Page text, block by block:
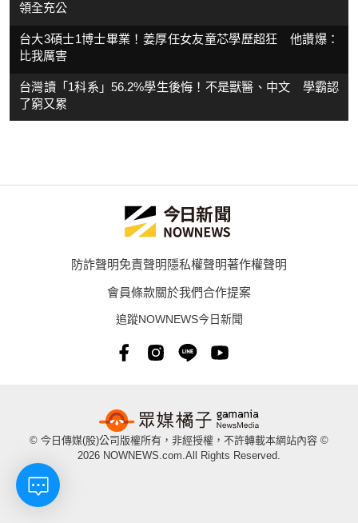
領全充公
台大3碩士1博士畢業！姜厚任女友童芯學歷超狂 他讚爆：
比我厲害
台灣讀「1科系」56.2%學生後悔！不是獸醫、中文 學霸認
了窮又累
防詐聲明免責聲明隱私權聲明著作權聲明
會員條款關於我們合作提案
追蹤NOWNEWS今日新聞
© 今日傳媒(股)公司版權所有，非經授權，不許轉載本網站內容 ©
2026 NOWNEWS.com.All Rights Reserved.